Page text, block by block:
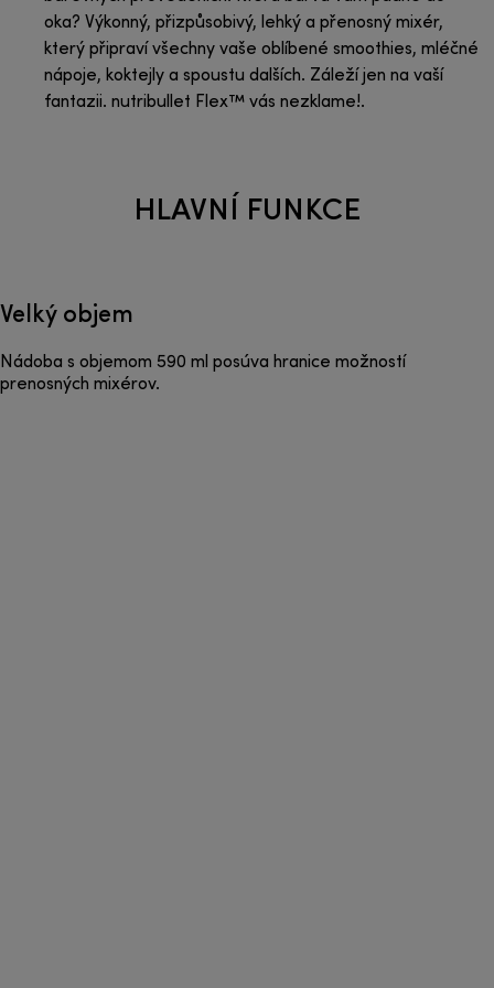
oka? Výkonný, přizpůsobivý, lehký a přenosný mixér,
který připraví všechny vaše oblíbené smoothies, mléčné
nápoje, koktejly a spoustu dalších. Záleží jen na vaší
fantazii. nutribullet Flex™ vás nezklame!.
HLAVNÍ FUNKCE
Velký objem
Nádoba s objemom 590 ml posúva hranice možností
prenosných mixérov.